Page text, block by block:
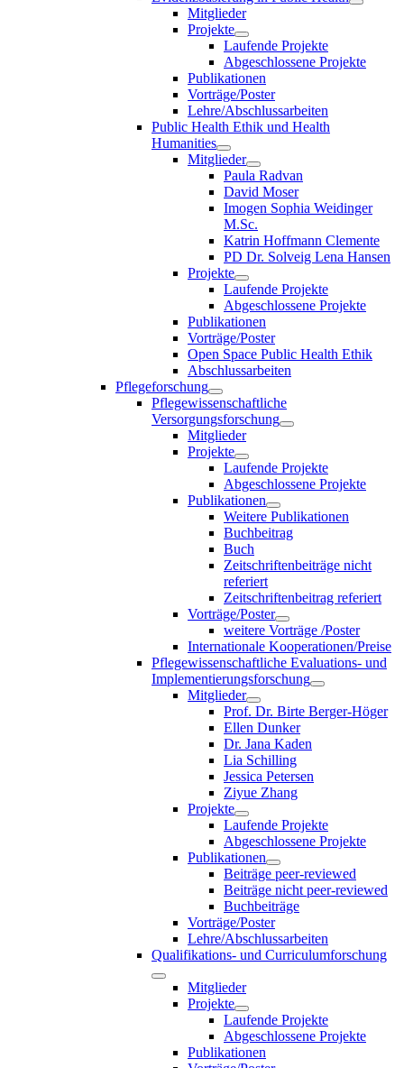
Mitglieder
Projekte
Laufende Projekte
Abgeschlossene Projekte
Publikationen
Vorträge/Poster
Lehre/Abschlussarbeiten
Public Health Ethik und Health
Humanities
Mitglieder
Paula Radvan
David Moser
Imogen Sophia Weidinger
M.Sc.
Katrin Hoffmann Clemente
PD Dr. Solveig Lena Hansen
Projekte
Laufende Projekte
Abgeschlossene Projekte
Publikationen
Vorträge/Poster
Open Space Public Health Ethik
Abschlussarbeiten
Pflegeforschung
Pflegewissenschaftliche
Versorgungsforschung
Mitglieder
Projekte
Laufende Projekte
Abgeschlossene Projekte
Publikationen
Weitere Publikationen
Buchbeitrag
Buch
Zeitschriftenbeiträge nicht
referiert
Zeitschriftenbeitrag referiert
Vorträge/Poster
weitere Vorträge /Poster
Internationale Kooperationen/Preise
Pflegewissenschaftliche Evaluations- und
Implementierungsforschung
Mitglieder
Prof. Dr. Birte Berger-Höger
Ellen Dunker
Dr. Jana Kaden
Lia Schilling
Jessica Petersen
Ziyue Zhang
Projekte
Laufende Projekte
Abgeschlossene Projekte
Publikationen
Beiträge peer-reviewed
Beiträge nicht peer-reviewed
Buchbeiträge
Vorträge/Poster
Lehre/Abschlussarbeiten
Qualifikations- und Curriculumforschung
Mitglieder
Projekte
Laufende Projekte
Abgeschlossene Projekte
Publikationen